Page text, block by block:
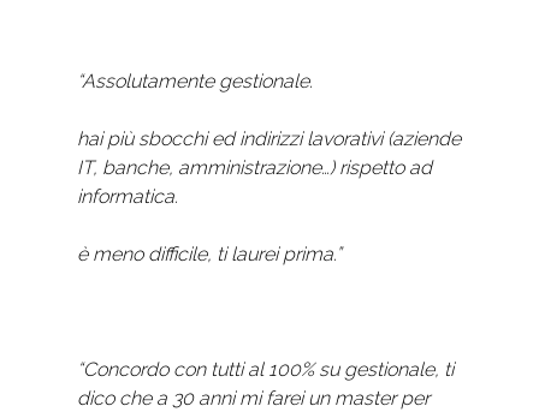
“Assolutamente gestionale.
hai più sbocchi ed indirizzi lavorativi (aziende
IT, banche, amministrazione…) rispetto ad
informatica.
è meno difficile, ti laurei prima.”
“Concordo con tutti al 100% su gestionale, ti
dico che a 30 anni mi farei un master per